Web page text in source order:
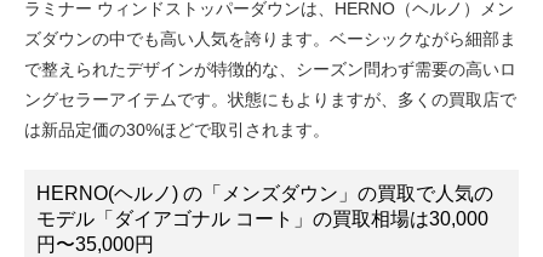
ラミナー ウィンドストッパーダウンは、HERNO（ヘルノ）メン
ズダウンの中でも高い人気を誇ります。ベーシックながら細部ま
で整えられたデザインが特徴的な、シーズン問わず需要の高いロ
ングセラーアイテムです。状態にもよりますが、多くの買取店で
は新品定価の30%ほどで取引されます。
HERNO(ヘルノ) の「メンズダウン」の買取で人気の
モデル「ダイアゴナル コート」の買取相場は30,000
円〜35,000円